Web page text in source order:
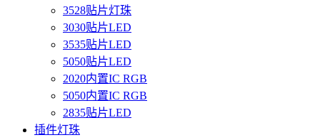
3528贴片灯珠
3030贴片LED
3535贴片LED
5050贴片LED
2020内置IC RGB
5050内置IC RGB
2835贴片LED
插件灯珠